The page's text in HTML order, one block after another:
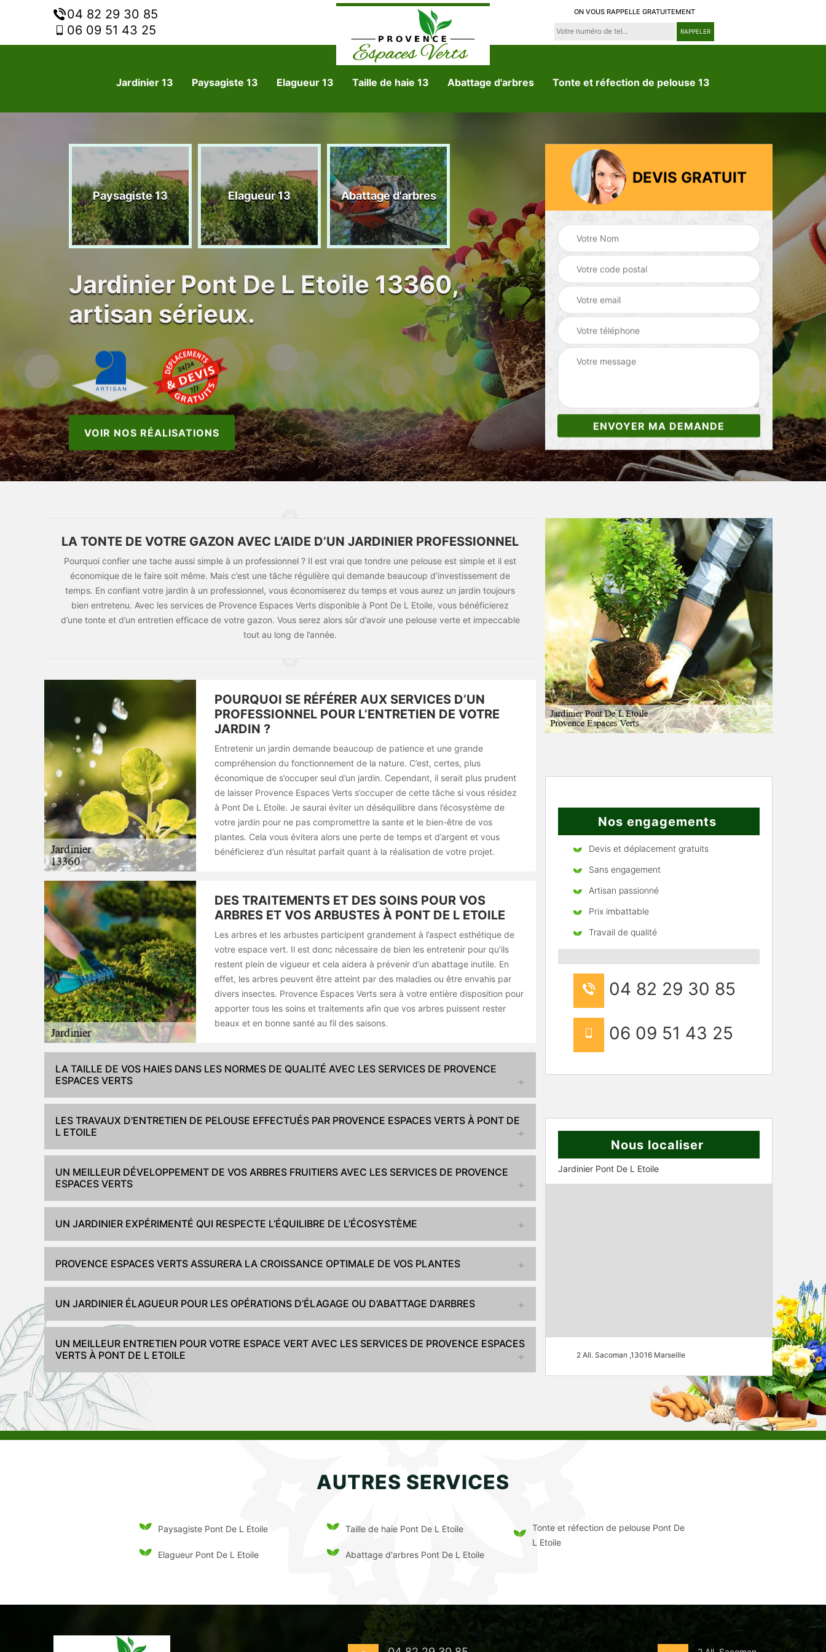
04 82 29 30 85
06 09 51 43 25
ON VOUS RAPPELLE GRATUITEMENT
Jardinier 13 Paysagiste 13 Elagueur 13 Taille de haie 13 Abattage d'arbres Tonte et réfection de pelouse 13
Paysagiste 13 Elagueur 13 Abattage d'arbres
de pelouse 13
Jardinier 13 Paysagiste 13
Jardinier Pont De L Etoile 13360,
artisan sérieux.
VOIR NOS RÉALISATIONS
DEVIS GRATUIT
LA TONTE DE VOTRE GAZON AVEC L’AIDE D’UN JARDINIER PROFESSIONNEL
Pourquoi confier une tache aussi simple à un professionnel ? Il est vrai que tondre une pelouse est simple et il est
économique de le faire soit même. Mais c’est une tâche régulière qui demande beaucoup d’investissement de
temps. En confiant votre jardin à un professionnel, vous économiserez du temps et vous aurez un jardin toujours
bien entretenu. Avec les services de Provence Espaces Verts disponible à Pont De L Etoile, vous bénéficierez
d’une tonte et d’un entretien efficace de votre gazon. Vous serez alors sûr d’avoir une pelouse verte et impeccable
tout au long de l’année.
POURQUOI SE RÉFÉRER AUX SERVICES D’UN
PROFESSIONNEL POUR L’ENTRETIEN DE VOTRE
JARDIN ?
Entretenir un jardin demande beaucoup de patience et une grande
compréhension du fonctionnement de la nature. C’est, certes, plus
économique de s’occuper seul d’un jardin. Cependant, il serait plus prudent
de laisser Provence Espaces Verts s’occuper de cette tâche si vous résidez
à Pont De L Etoile. Je saurai éviter un déséquilibre dans l’écosystème de
votre jardin pour ne pas compromettre la sante et le bien-être de vos
plantes. Cela vous évitera alors une perte de temps et d’argent et vous
bénéficierez d’un résultat parfait quant à la réalisation de votre projet.
DES TRAITEMENTS ET DES SOINS POUR VOS
ARBRES ET VOS ARBUSTES À PONT DE L ETOILE
Les arbres et les arbustes participent grandement à l’aspect esthétique de
votre espace vert. Il est donc nécessaire de bien les entretenir pour qu’ils
restent plein de vigueur et cela aidera à prévenir d’un abattage inutile. En
effet, les arbres peuvent être atteint par des maladies ou être envahis par
divers insectes. Provence Espaces Verts sera à votre entière disposition pour
apporter tous les soins et traitements afin que vos arbres puissent rester
beaux et en bonne santé au fil des saisons.
LA TAILLE DE VOS HAIES DANS LES NORMES DE QUALITÉ AVEC LES SERVICES DE PROVENCE
ESPACES VERTS
LES TRAVAUX D'ENTRETIEN DE PELOUSE EFFECTUÉS PAR PROVENCE ESPACES VERTS À PONT DE
L ETOILE
UN MEILLEUR DÉVELOPPEMENT DE VOS ARBRES FRUITIERS AVEC LES SERVICES DE PROVENCE
ESPACES VERTS
UN JARDINIER EXPÉRIMENTÉ QUI RESPECTE L’ÉQUILIBRE DE L’ÉCOSYSTÈME
PROVENCE ESPACES VERTS ASSURERA LA CROISSANCE OPTIMALE DE VOS PLANTES
UN JARDINIER ÉLAGUEUR POUR LES OPÉRATIONS D’ÉLAGAGE OU D’ABATTAGE D’ARBRES
UN MEILLEUR ENTRETIEN POUR VOTRE ESPACE VERT AVEC LES SERVICES DE PROVENCE ESPACES
VERTS À PONT DE L ETOILE
Nos engagements
Devis et déplacement gratuits
Sans engagement
Artisan passionné
Prix imbattable
Travail de qualité
04 82 29 30 85
06 09 51 43 25
Nous localiser
Jardinier Pont De L Etoile
2 All. Sacoman ,13016 Marseille
AUTRES SERVICES
Paysagiste Pont De L Etoile
Elagueur Pont De L Etoile
Taille de haie Pont De L Etoile
Abattage d'arbres Pont De L Etoile
Tonte et réfection de pelouse Pont De
L Etoile